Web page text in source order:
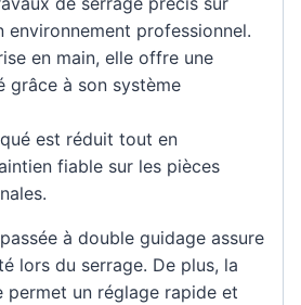
environnement professionnel.
en main, elle offre une
grâce à son système
est réduit tout en
fiable sur les pièces
à double guidage assure
lors du serrage. De plus, la
permet un réglage rapide et